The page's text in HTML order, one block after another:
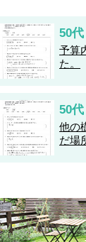
50
予算
た。
50
他の
だ場